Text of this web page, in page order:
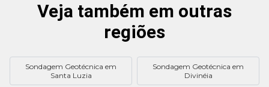
Veja também em outras
regiões
Sondagem Geotécnica em
Santa Luzia
Sondagem Geotécnica em
Divinéia